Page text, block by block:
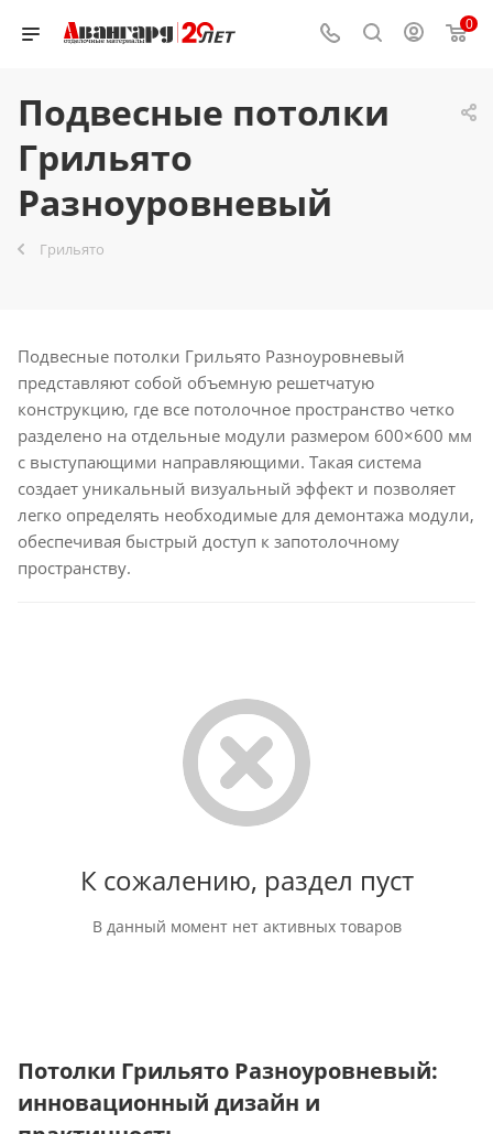
0
Подвесные потолки
Грильято
Разноуровневый
Грильято
Подвесные потолки Грильято Разноуровневый
представляют собой объемную решетчатую
конструкцию, где все потолочное пространство четко
разделено на отдельные модули размером 600×600 мм
с выступающими направляющими. Такая система
создает уникальный визуальный эффект и позволяет
легко определять необходимые для демонтажа модули,
обеспечивая быстрый доступ к запотолочному
пространству.
К сожалению, раздел пуст
В данный момент нет активных товаров
Потолки Грильято Разноуровневый:
инновационный дизайн и